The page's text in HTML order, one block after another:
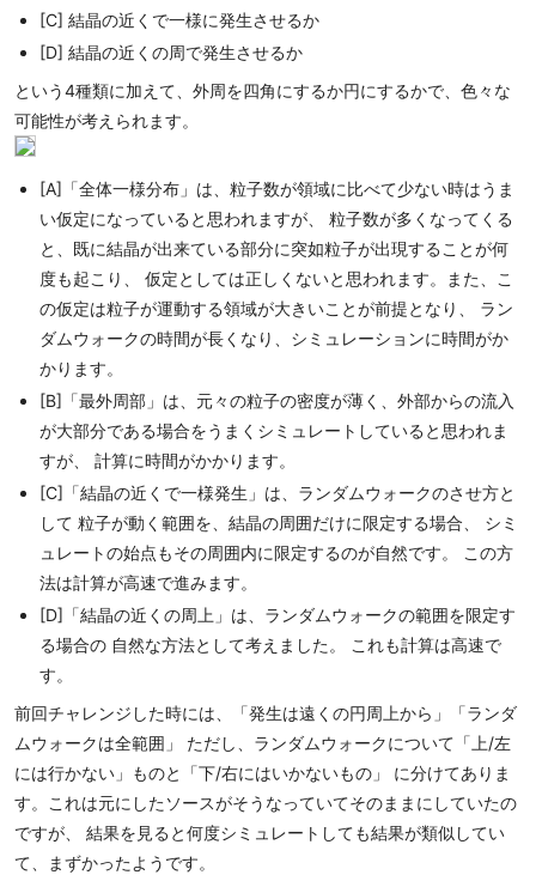
[C] 結晶の近くで一様に発生させるか
[D] 結晶の近くの周で発生させるか
という4種類に加えて、外周を四角にするか円にするかで、色々な
可能性が考えられます。
[A]「全体一様分布」は、粒子数が領域に比べて少ない時はうま
い仮定になっていると思われますが、 粒子数が多くなってくる
と、既に結晶が出来ている部分に突如粒子が出現することが何
度も起こり、 仮定としては正しくないと思われます。また、こ
の仮定は粒子が運動する領域が大きいことが前提となり、 ラン
ダムウォークの時間が長くなり、シミュレーションに時間がか
かります。
[B]「最外周部」は、元々の粒子の密度が薄く、外部からの流入
が大部分である場合をうまくシミュレートしていると思われま
すが、 計算に時間がかかります。
[C]「結晶の近くで一様発生」は、ランダムウォークのさせ方と
して 粒子が動く範囲を、結晶の周囲だけに限定する場合、 シミ
ュレートの始点もその周囲内に限定するのが自然です。 この方
法は計算が高速で進みます。
[D]「結晶の近くの周上」は、ランダムウォークの範囲を限定す
る場合の 自然な方法として考えました。 これも計算は高速で
す。
前回チャレンジした時には、「発生は遠くの円周上から」「ランダ
ムウォークは全範囲」 ただし、ランダムウォークについて「上/左
には行かない」ものと「下/右にはいかないもの」 に分けてありま
す。これは元にしたソースがそうなっていてそのままにしていたの
ですが、 結果を見ると何度シミュレートしても結果が類似してい
て、まずかったようです。